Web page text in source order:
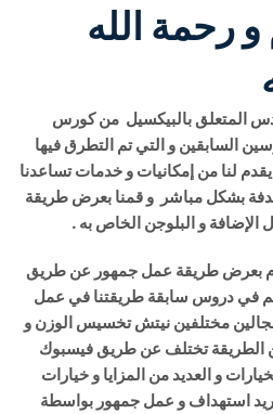
رحمة الله
المتعلق بالبيكسيل من كورس
السابقين و التي تم التطرق فيها
لنا من إمكانيات و خدمات تساعدنا
بشكل مباشر و قمنا بعرض طريقة
الإضافة و البلوجن الخاص به .
بعرض طريقة عمل جمهور عن طريق
في دروس سابقة طريقتنا في عمل
مختلفين نيتش تخسيس الوزن و
الطريقة تختلف عن طريق فيسبوك
و العديد من المزايا و خيارات
استهداف و عمل جمهور بواسطة